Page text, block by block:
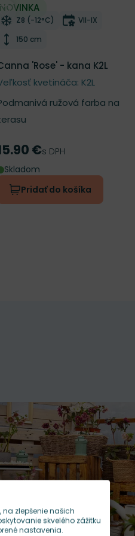
NOVINKA
Odober do zoznamu želaní
Mrazuvzdornosť
Z8 (-12°C) Doba kvitnutia
VII-IX
Výška rastliny
150 cm
'Rose' - kana K2L
kvetináča: K2L
ružová farba na
€s DPH
Skladom
Pridať do košíka
zlepšenie našich
skvelého zážitku
nastavenia.